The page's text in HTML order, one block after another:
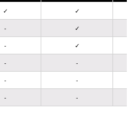
✓ ✓
- ✓
- ✓
- -
- -
- -